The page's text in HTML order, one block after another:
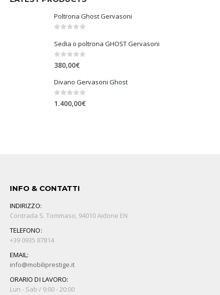
Poltrona Ghost Gervasoni
Sedia o poltrona GHOST Gervasoni
0Su 5
380,00€
Divano Gervasoni Ghost
0 Su 5
1.400,00€
INFO & CONTATTI
INDIRIZZO:
Contrada S. Tommaso, 94010 Aidone EN
TELEFONO:
+39 0935 87814
EMAIL:
info@mobiliprestige.it
ORARIO DI LAVORO:
Lun - Sab / 9:00 - 20:00